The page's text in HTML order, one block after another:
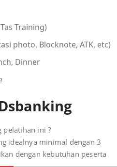
Training)
photo, Blocknote, ATK, etc)
Dinner
pelatihan ini ?
idealnya minimal dengan 3
dengan kebutuhan peserta